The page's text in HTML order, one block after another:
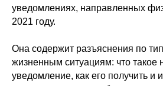
уведомлениях, направленных
2021 году.
Она содержит разъяснения по
жизненным ситуациям: что такое
уведомление, как его получить и